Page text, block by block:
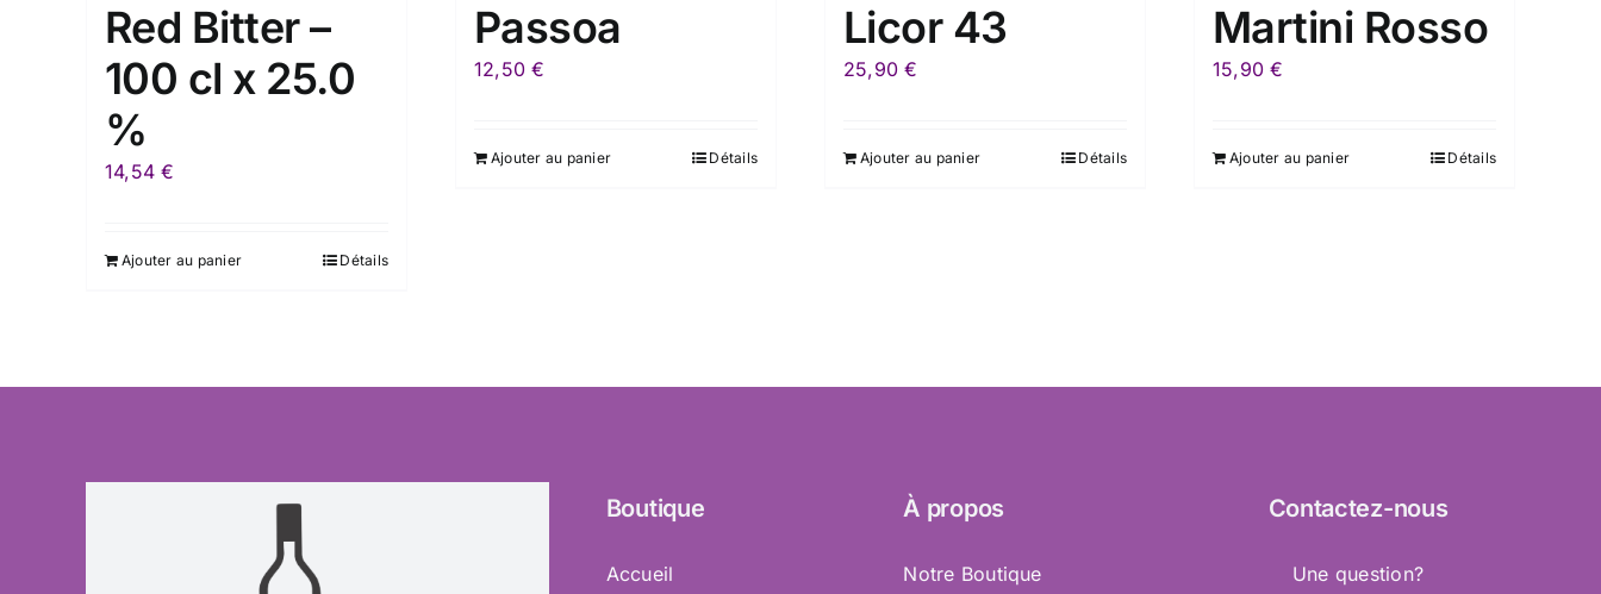
Red Bitter –
100 cl x 25.0
%
14,54€
Ajouter au panier Détails
Passoa
12,50€
Ajouter au panier Détails
Licor 43
25,90€
Ajouter au panier Détails
Martini Rosso
15,90€
Ajouter au panier Détails
Boutique
Accueil
À propos
Notre Boutique
Contactez-nous
Une question?